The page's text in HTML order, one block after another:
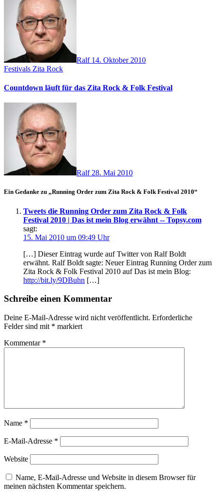
Ralf 14. Oktober 2010
Festivals Zita Rock
Countdown läuft für das Zita Rock & Folk Festival
Ralf 28. Mai 2010
Ein Gedanke zu „Running Order zum Zita Rock & Folk Festival 2010“
Tweets die Running Order zum Zita Rock & Folk
Festival 2010 | Das ist mein Blog erwähnt -- Topsy.com
sagt:
15. Mai 2010 um 09:49 Uhr
[…] Dieser Eintrag wurde auf Twitter von Ralf Boldt
erwähnt. Ralf Boldt sagte: Neuer Eintrag Running Order zum
Zita Rock & Folk Festival 2010 auf Das ist mein Blog:
http://bit.ly/9DBuhn […]
Schreibe einen Kommentar
Deine E-Mail-Adresse wird nicht veröffentlicht. Erforderliche
Felder sind mit * markiert
Kommentar *
Name *
E-Mail-Adresse *
Website
Name, E-Mail-Adresse und Website in diesem Browser für
meinen nächsten Kommentar speichern.